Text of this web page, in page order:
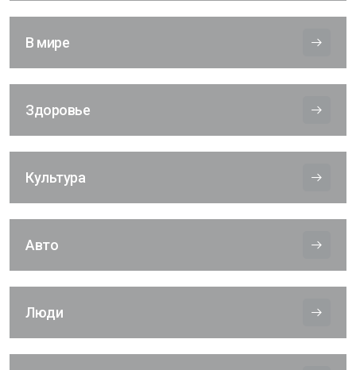
В мире
Здоровье
Культура
Авто
Люди